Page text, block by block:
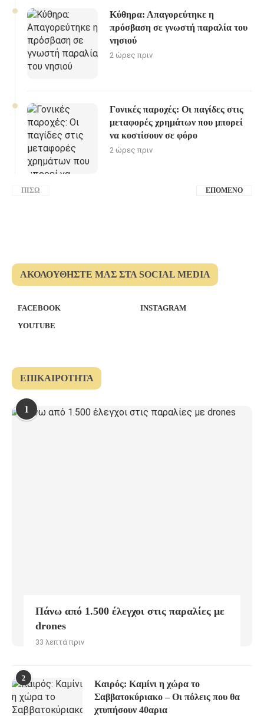
Κύθηρα: Απαγορεύτηκε η
πρόσβαση σε γνωστή παραλία του
νησιού
2 ώρες πριν
Γονικές παροχές: Οι παγίδες στις
μεταφορές χρημάτων που μπορεί
να κοστίσουν σε φόρο
2 ώρες πριν
ΠΊΣΩ ΕΠΌΜΕΝΟ
ΑΚΟΛΟΥΘΉΣΤΕ ΜΑΣ ΣΤΑ SOCIAL MEDIA
FACEBOOK
INSTAGRAM
YOUTUBE
ΕΠΙΚΑΙΡΌΤΗΤΑ
1
Πάνω από 1.500 έλεγχοι στις παραλίες με
drones
33 λεπτά πριν
2
Καιρός: Καμίνι η χώρα το
Σαββατοκύριακο – Οι πόλεις που θα
χτυπήσουν 40αρια